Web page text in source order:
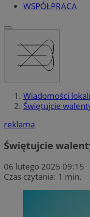
WSPÓŁPRACA
Wiadomości
Świętujcie
reklama
Świętujcie
06 lutego 2025 09:15
Czas czytania: 1 min.